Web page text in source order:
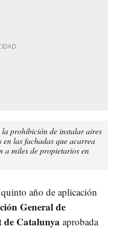
prohibición de instalar aires
en las fachadas que acarrea
a miles de propietarios en
año de aplicación
General de
de Catalunya aprobada